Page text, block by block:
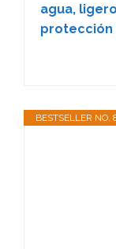
agua,
protección
BESTSELLER NO.